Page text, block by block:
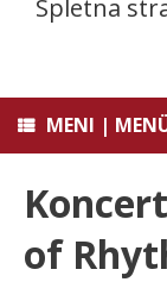
Spletna
MENI |
of